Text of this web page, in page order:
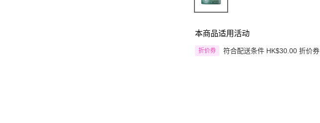
本商品适用活动
折价券 符合配送条件 HK$30.00 折价券